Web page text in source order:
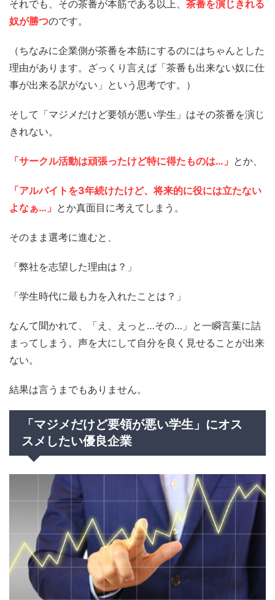
それでも、その茶番が本筋である以上、 茶番を演じきれる
奴が勝つのです。
（ちなみに企業側が茶番を本筋にするのにはちゃんとした
理由があります。ざっくり言えば「茶番も出来ない奴に仕
事が出来る訳がない」という思考です。）
そして「マジメだけど要領が悪い学生」はその茶番を演じ
きれない。
「サークル活動は頑張ったけど特に得たものは…」 とか、
「アルバイトを3年続けたけど、将来的に役には立たない
よなぁ…」 とか真面目に考えてしまう。
そのまま選考に進むと、
「弊社を志望した理由は？」
「学生時代に最も力を入れたことは？」
なんて聞かれて、「え、えっと…その…」と一瞬言葉に詰
まってしまう。声を大にして自分を良く見せることが出来
ない。
結果は言うまでもありません。
「マジメだけど要領が悪い学生」にオス
スメしたい優良企業